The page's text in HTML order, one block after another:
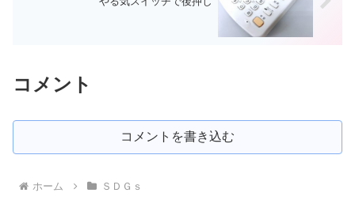
コメント
コメントを書き込む
ホーム ＳＤＧｓ